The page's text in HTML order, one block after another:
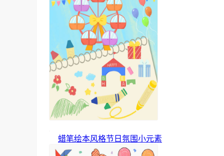
蜡笔绘本风格节日氛围小元素